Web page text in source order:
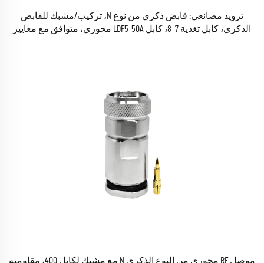
تزويد مصانعي: قابض ذكري من نوع N، تركيب/مشبك للقابض
الذكري، كابل تغذية 7–8، كابل LDF5-50A محوري، متوافق مع معايير
موصل RF محوري من النوع الذكري N مع مشبك لكابل 400، مقاومته